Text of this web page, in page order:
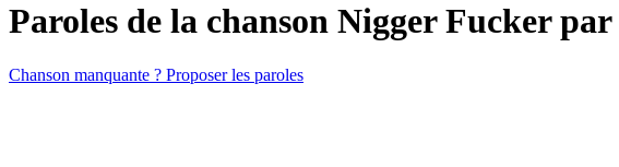
Paroles de la chanson Nigger Fucker par
Chanson manquante ? Proposer les paroles